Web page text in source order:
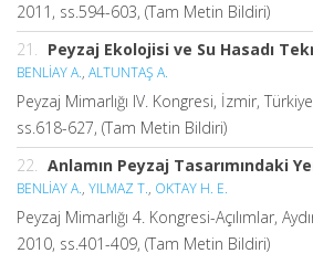
2011, ss.594-603, (Tam Metin Bildiri)
21. Peyzaj Ekolojisi ve Su Hasadı
BENLİAY A., ALTUNTAŞ A.
Peyzaj Mimarlığı IV. Kongresi, İzmir,
ss.618-627, (Tam Metin Bildiri)
22. Anlamın Peyzaj Tasarımındaki
BENLİAY A., YILMAZ T., OKTAY H. E.
Peyzaj Mimarlığı 4. Kongresi-Açılımlar,
2010, ss.401-409, (Tam Metin Bildiri)